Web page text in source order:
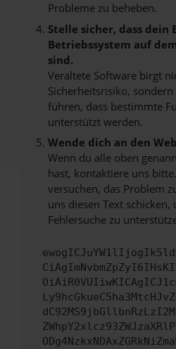
Probleme zu beheben.
Stelle sicher, dass dein
Betriebssystem auf
sind.
Veraltete Software birgt
Sicherheitsrisiko,
führen, dass bestimmte
unterstützt werden.
Wende dich an den
Wenn du alle oben
hast, kontaktiere uns
versuchen, das Problem
uns diesen Text
Fehlersuche zu